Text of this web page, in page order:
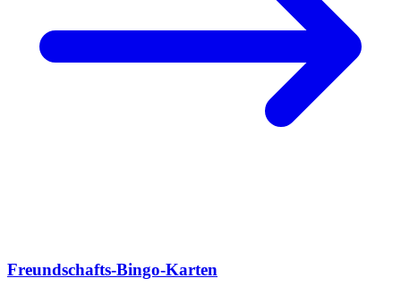
Freundschafts-Bingo-Karten